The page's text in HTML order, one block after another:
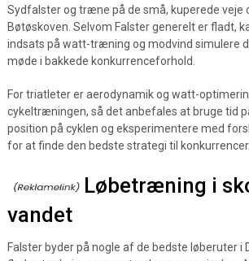
Sydfalster og træne på de små, kuperede veje
Bøtøskoven. Selvom Falster generelt er fladt,
indsats på watt-træning og modvind simulere
møde i bakkede konkurrenceforhold.
For triatleter er aerodynamik og watt-
cykeltræningen, så det anbefales at bruge tid
position på cyklen og eksperimentere med
for at finde den bedste strategi til konkurrencer.
Løbetræning i
vandet
Falster byder på nogle af de bedste løberuter i